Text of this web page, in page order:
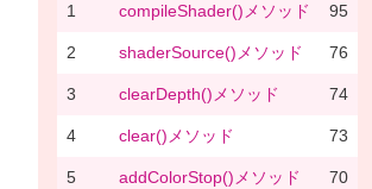
1 compileShader()メソッド 95
2 shaderSource()メソッド 76
3 clearDepth()メソッド 74
4 clear()メソッド 73
5 addColorStop()メソッド 70